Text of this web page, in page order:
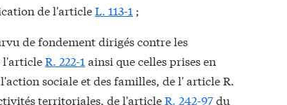
de l'articleL. 113-1 ;
de fondement dirigés contre les
l'articleR. 222-1 ainsi que celles prises en
sociale et des familles, de l' article R.
territoriales, de l'articleR. 242-97du